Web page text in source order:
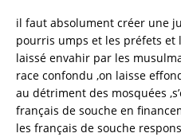
il faut absolument créer une
pourris umps et les préfets et
laissé envahir par les
race confondu ,on laisse
au détriment des mosquées
français de souche en
les français de souche